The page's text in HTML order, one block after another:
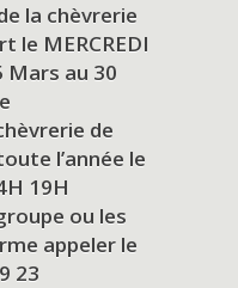
la chèvrerie
le MERCREDI
Mars au 30
de
l’année le
19H
ou les
appeler le
23